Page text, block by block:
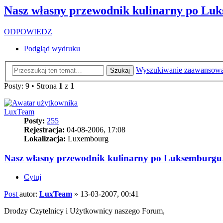
Nasz własny przewodnik kulinarny po
ODPOWIEDZ
Podgląd wydruku
Szukaj
Wyszukiwanie
Posty: 9 • Strona 1 z 1
LuxTeam
Posty: 255
Rejestracja: 04-08-2006, 17:08
Lokalizacja: Luxembourg
Nasz własny przewodnik kulinarny po
Cytuj
Post autor: LuxTeam » 13-03-2007, 00:41
Drodzy Czytelnicy i Użytkownicy naszego Forum,